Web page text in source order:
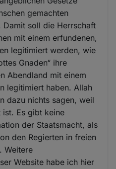
gemachten
Damit soll die Herrschaft
mit einem erfundenen,
legitimiert werden, wie
Gnaden“ ihre
Abendland mit einem
legitimiert haben. Allah
dazu nichts sagen, weil
Es gibt keine
der Staatsmacht, als
den Regierten in freien
Weitere
Website habe ich hier